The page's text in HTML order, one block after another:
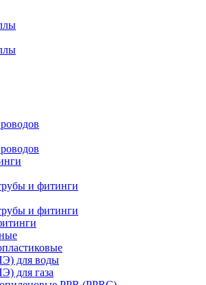
и фитинги
и фитинги
для воды
для газа